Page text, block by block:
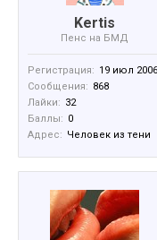
Kertis
Пенс на БМД
Регистрация: 19 июл 2006
Сообщения: 868
Лайки: 32
Баллы: 0
Адрес: Человек из тени